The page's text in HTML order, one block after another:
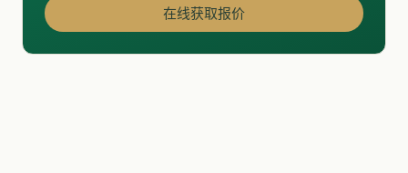
在线获取报价